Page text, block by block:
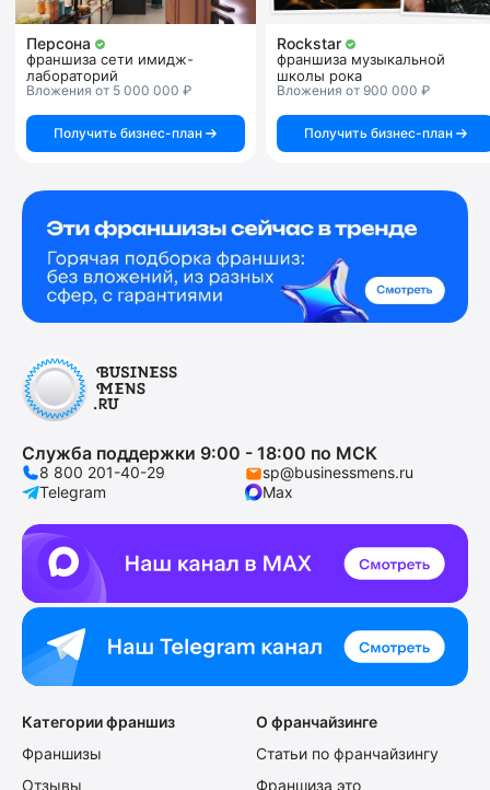
Персона
франшиза сети имидж-
лабораторий
Вложения от 5 000 000 ₽
Получить бизнес-план
Rockstar
франшиза музыкальной
школы рока
Вложения от 900 000 ₽
Получить бизнес-план
Служба поддержки 9:00 - 18:00 по МСК
8 800 201-40-29
sp@businessmens.ru
Telegram
Max
Категории франшиз
Франшизы
Отзывы
О франчайзинге
Статьи по франчайзингу
Франшиза это